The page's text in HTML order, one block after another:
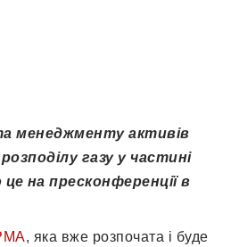
менеджменту активів
газу у частині
на пресконференції в
, яка вже розпочата і буде